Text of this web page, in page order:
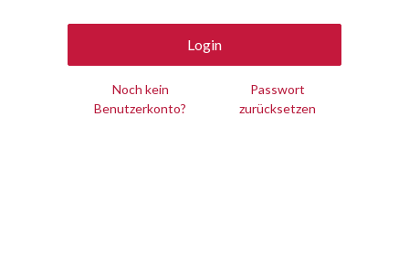
Login
Noch kein
Benutzerkonto?
Passwort
zurücksetzen